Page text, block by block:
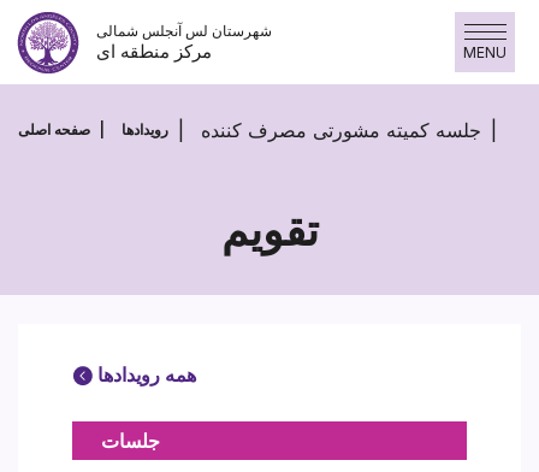
پرش
محتوا
شهرستان لس آنجلس شمالی
مرکز منطقه ای MENU
صفحه اصلی رویدادها جلسه کمیته مشورتی مصرف کننده
تقویم
همه رویدادها
جلسات